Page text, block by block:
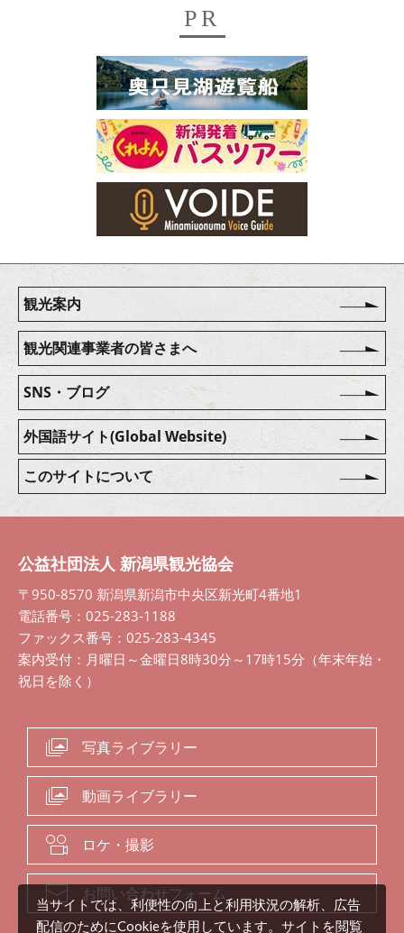
PR
観光案内
観光関連事業者の皆さまへ
SNS・ブログ
外国語サイト(Global Website)
このサイトについて
公益社団法人 新潟県観光協会
〒950-8570 新潟県新潟市中央区新光町4番地1
電話番号：025-283-1188
ファックス番号：025-283-4345
案内受付：月曜日～金曜日8時30分～17時15分（年末年始・
祝日を除く）
写真ライブラリー
動画ライブラリー
ロケ・撮影
お問い合わせフォーム
当サイトでは、利便性の向上と利用状況の解析、広告
配信のためにCookieを使用しています。サイトを閲覧